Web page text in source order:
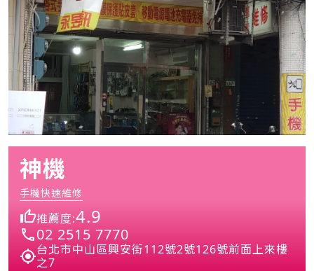
神機
手機快速維修
推薦度:4.9
02 2515 7770
台北市中山區興安街112號2號126號前面上來樓
之7